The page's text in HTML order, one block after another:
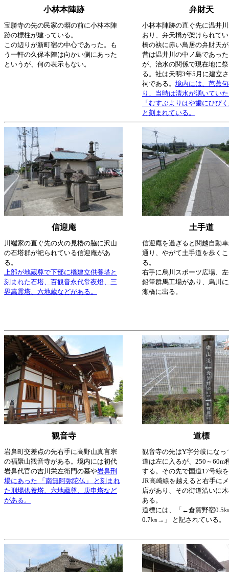
小林本陣跡 弁財天
宝勝寺の先の民家の塀の前に小林本陣
跡の標柱が建っている。
この辺りが新町宿の中心であった。も
う一軒の久保本陣は向かい側にあった
というが、何の表示もない。
小林本陣跡の直ぐ先に温井
おり、弁天橋が架けられて
橋の袂に赤い鳥居の弁財天
昔は温井川の中ノ島であっ
が、治水の関係で現在地に
る。社は天明3年5月に建立
祠である。 境内には、芭蕉
り、当時は清水が湧いてい
「むすぶよりはや歯にひび
と刻まれている。
信迎庵 土手道
川端家の直ぐ先の火の見櫓の脇に沢山
の石塔群が祀られている信迎庵があ
る。
上部が地蔵尊で下部に橋建立供養塔と
刻まれた石塔、百観音永代常夜燈、三
界萬霊塔、六地蔵などがある。
信迎庵を過ぎると関越自動
通り、やがて土手道を歩く
る。
右手に烏川スポーツ広場、
鉛筆群馬工場があり、烏川
瀬橋に出る。
観音寺 道標
岩鼻町交差点の先右手に高野山真言宗
の福聚山観音寺がある。境内には初代
岩鼻代官の吉川栄左衛門の墓や岩鼻刑
場にあった 「南無阿弥陀仏」 と刻まれ
た刑場供養塔、六地蔵尊、庚申塔など
がある。
観音寺の先はY字分岐になっ
道は左に入るが、250～60m
する。その先で国道17号線
JR高崎線を越えると右手に
店があり、その街道沿いに
ある。
道標には、「←倉賀野宿0.5
0.7㎞→」 と記されている。